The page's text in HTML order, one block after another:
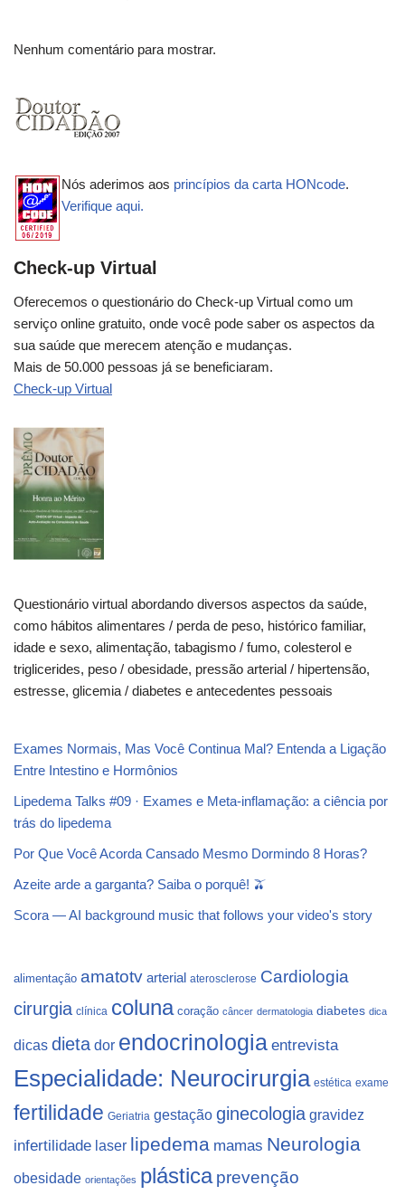
Nenhum comentário para mostrar.
Nós aderimos aos princípios da carta HONcode.
Verifique aqui.
Check-up Virtual
Oferecemos o questionário do Check-up Virtual como um
serviço online gratuito, onde você pode saber os aspectos da
sua saúde que merecem atenção e mudanças.
Mais de 50.000 pessoas já se beneficiaram.
Check-up Virtual
Questionário virtual abordando diversos aspectos da saúde,
como hábitos alimentares / perda de peso, histórico familiar,
idade e sexo, alimentação, tabagismo / fumo, colesterol e
triglicerides, peso / obesidade, pressão arterial / hipertensão,
estresse, glicemia / diabetes e antecedentes pessoais
Exames Normais, Mas Você Continua Mal? Entenda a Ligação
Entre Intestino e Hormônios
Lipedema Talks #09 · Exames e Meta-inflamação: a ciência por
trás do lipedema
Por Que Você Acorda Cansado Mesmo Dormindo 8 Horas?
Azeite arde a garganta? Saiba o porquê! 🫒
Scora — AI background music that follows your video's story
alimentação amatotv arterial aterosclerose Cardiologia
cirurgia clínica coluna coração câncer dermatologia diabetes dica
dicas dieta dor endocrinologia entrevista
Especialidade: Neurocirurgia estética exame
fertilidade Geriatria gestação ginecologia gravidez
infertilidade laser lipedema mamas Neurologia
obesidade orientações plástica prevenção